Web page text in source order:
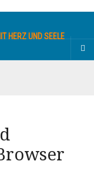
HERZ UND SEELE